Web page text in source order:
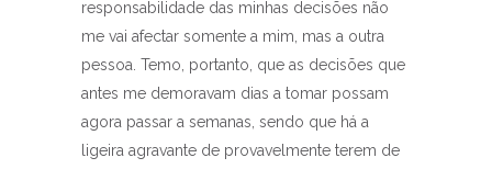
responsabilidade das minhas decisões não
me vai afectar somente a mim, mas a outra
pessoa. Temo, portanto, que as decisões que
antes me demoravam dias a tomar possam
agora passar a semanas, sendo que há a
ligeira agravante de provavelmente terem de